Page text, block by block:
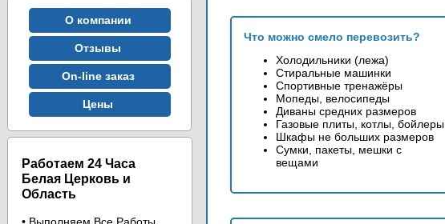
О компании
Отзывы
On-line заказ
Цены
Работаем 24 Часа
Белая Церковь и
Область
• Выполняем Все Работы
Что можно смело перевозить?
Холодильники (лежа)
Стиральные машинки
Спортивные тренажёры
Мопеды, велосипеды
Диваны средних размеров
Газовые плиты, котлы, бойлеры
Шкафы не больших размеров
Сумки, пакеты, мешки с
вещами